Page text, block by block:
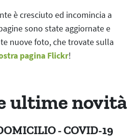
è cresciuto ed incomincia a
sono state aggiornate e
nuove foto, che trovate sulla
pagina Flickr!
ultime novità
- COVID-19